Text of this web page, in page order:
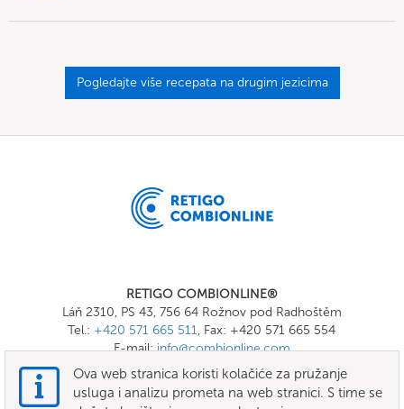
Pogledajte više recepata na drugim jezicima
RETIGO COMBIONLINE®
Láň 2310, PS 43, 756 64 Rožnov pod Radhoštěm
Tel.: +420 571 665 511, Fax: +420 571 665 554
E-mail:info@combionline.com
Ova web stranica koristi kolačiće za pružanje
usluga i analizu prometa na web stranici. S time se